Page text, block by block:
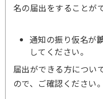
名の届出をすることが
通知の振り仮名が
してください。
届出ができる方につい
ので、ご確認ください。